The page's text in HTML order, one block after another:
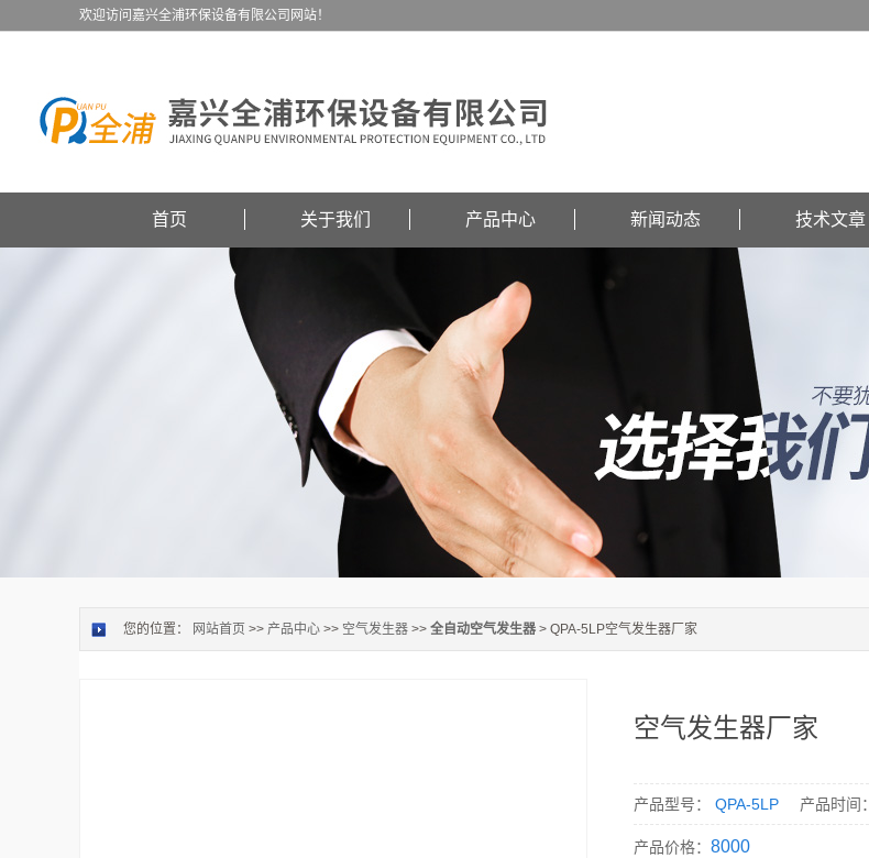
欢迎访问嘉兴全浦环保设备有限公司网站！
首页 关于我们 产品中心 新闻动态 技术文章
您的位置： 网站首页 >> 产品中心 >> 空气发生器 >> 全自动空气发生器 > QPA-5LP空气发生器厂家
空气发生器厂家
产品型号： QPA-5LP 产品时间：
产品价格： 8000